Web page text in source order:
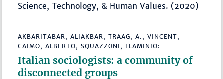
Science, Technology, & Human Values. (2020)
AKBARITABAR, ALIAKBAR, TRAAG, A., VINCENT,
CAIMO, ALBERTO, SQUAZZONI, FLAMINIO:
Italian sociologists: a community of
disconnected groups